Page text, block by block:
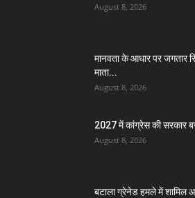
August 8, 2026
मानवता के आधार पर जगतार
माता...
August 8, 2026
2027 में कांग्रेस की सरकार
August 8, 2026
बटाला ग्रेनेड हमले में शामिल